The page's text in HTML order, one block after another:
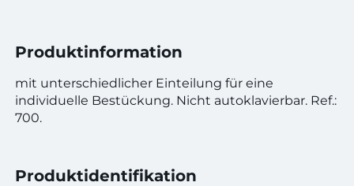
Produktinformation
mit unterschiedlicher Einteilung für eine
individuelle Bestückung. Nicht autoklavierbar. Ref.:
700.
Produktidentifikation